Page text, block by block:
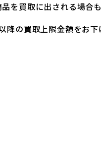
を買取に出される場合も
降の買取上限金額をお下